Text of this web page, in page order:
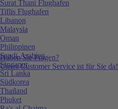
Haben Sie Fragen?
Unser Customer Service ist für Sie da!
Surat Thani Flughafen
Tiflis Flughafen
Libanon
Malaysia
Oman
Philippinen
Saudi-Arabien
Singapur
Sri Lanka
Südkorea
Thailand
Phuket